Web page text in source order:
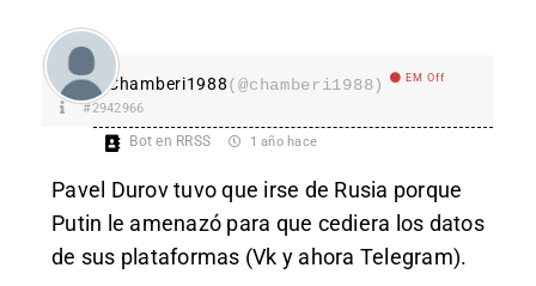
Chamberi1988(@chamberi1988) EM Off
#2942966
Bot en RRSS 1 año hace
Pavel Durov tuvo que irse de Rusia porque
Putin le amenazó para que cediera los datos
de sus plataformas (Vk y ahora Telegram).